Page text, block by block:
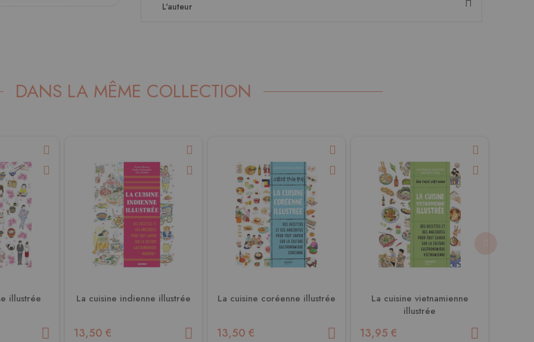
L'auteur
DANS LA MÊME COLLECTION
illustrée La cuisine indienne illustrée
13,50 €
La cuisine coréenne illustrée
13,50 €
La cuisine vietnamienne
illustrée
13,95 €